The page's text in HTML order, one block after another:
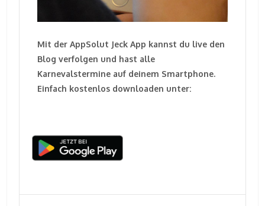
Mit der AppSolut Jeck App kannst du live den
Blog verfolgen und hast alle
Karnevalstermine auf deinem Smartphone.
Einfach kostenlos downloaden unter: